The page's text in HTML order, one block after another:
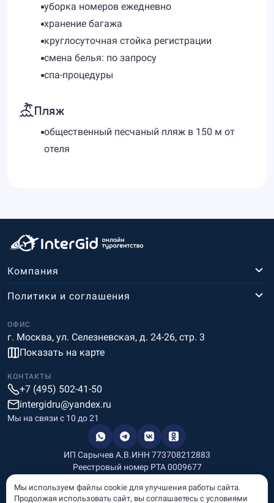
уборка номеров ежедневно
хранение багажа
круглосуточная стойка регистрации
смена белья: по запросу
спа-процедуры
Пляж
общественный песчаный пляж в 150 м от
отеля
Компания
ОФИС
г. Москва, ул. Селезневская, д. 24-26, стр. 3
Показать на карте
Политики и соглашения
КОНТАКТЫ
+7 (495) 502-41-50
intergidru@yandex.ru
Мы на связи c 10 до 21
ИП Сарычев А.В.ИНН 773708212883
Реестровый номер РТА 0009677
Информация, размещённая на сайте, носит информационный
Мы используем файлы cookie для улучшения работы сайта.
Продолжая использовать сайт, вы соглашаетесь с условиями